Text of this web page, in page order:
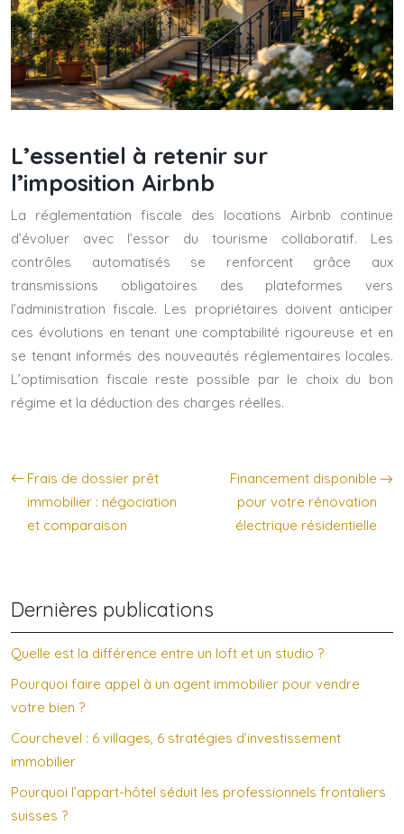
L’essentiel à retenir sur
l’imposition Airbnb
La réglementation fiscale des locations Airbnb continue
d’évoluer avec l’essor du tourisme collaboratif. Les
contrôles automatisés se renforcent grâce aux
transmissions obligatoires des plateformes vers
l’administration fiscale. Les propriétaires doivent anticiper
ces évolutions en tenant une comptabilité rigoureuse et en
se tenant informés des nouveautés réglementaires locales.
L’optimisation fiscale reste possible par le choix du bon
régime et la déduction des charges réelles.
Frais de dossier prêt
immobilier : négociation
et comparaison
Financement disponible
pour votre rénovation
électrique résidentielle
Dernières publications
Quelle est la différence entre un loft et un studio ?
Pourquoi faire appel à un agent immobilier pour vendre
votre bien ?
Courchevel : 6 villages, 6 stratégies d’investissement
immobilier
Pourquoi l’appart-hôtel séduit les professionnels frontaliers
suisses ?